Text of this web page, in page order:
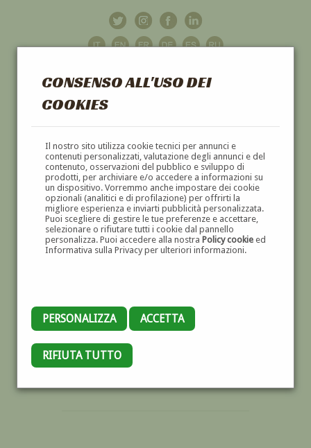
CONSENSO ALL'USO DEI
COOKIES
Il nostro sito utilizza cookie tecnici per annunci e
contenuti personalizzati, valutazione degli annunci e del
contenuto, osservazioni del pubblico e sviluppo di
prodotti, per archiviare e/o accedere a informazioni su
un dispositivo. Vorremmo anche impostare dei cookie
opzionali (analitici e di profilazione) per offrirti la
migliore esperienza e inviarti pubblicità personalizzata.
Puoi scegliere di gestire le tue preferenze e accettare,
selezionare o rifiutare tutti i cookie dal pannello
personalizza. Puoi accedere alla nostra Policy cookieed
Informativa sulla Privacy per ulteriori informazioni.
PERSONALIZZA ACCETTA
RIFIUTA TUTTO
GALLERIAD'ARTE
DIPINTI E SCULTURE '800 E '900